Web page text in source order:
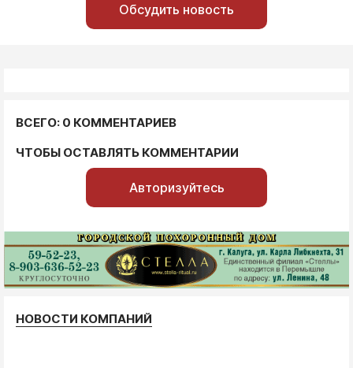
Обсудить новость
ВСЕГО: 0 КОММЕНТАРИЕВ
ЧТОБЫ ОСТАВЛЯТЬ КОММЕНТАРИИ
Авторизуйтесь
НОВОСТИ КОМПАНИЙ